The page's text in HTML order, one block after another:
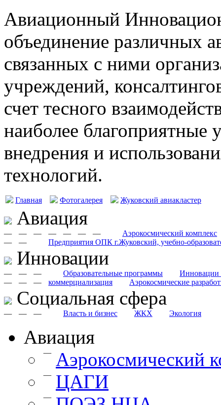
Авиационный
объединение различных
связанных с ними
учреждений,
счет тесного
наиболее благоприятные
внедрения и
технологий.
Главная Фотогалерея Жуковский авиакластер
Авиация
— Аэрокосмический комплекс
— — — — —
—
Предприятия ОПК г.Жуковский, учебно-
— —
Инновации
— Образовательные программы
— Инновации
—
коммерциализация
— Аэрокосмические
— —
Cоциальная сфера
— Власть и бизнес
— ЖКХ
— Экология
Авиация
— Аэрокосмический
— ЦАГИ
—